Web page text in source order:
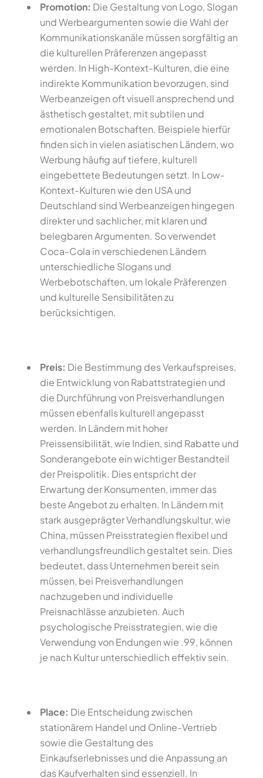
Promotion: Die Gestaltung von Logo, Slogan
und Werbeargumenten sowie die Wahl der
Kommunikationskanäle müssen sorgfältig an
die kulturellen Präferenzen angepasst
werden. In High-Kontext-Kulturen, die eine
indirekte Kommunikation bevorzugen, sind
Werbeanzeigen oft visuell ansprechend und
ästhetisch gestaltet, mit subtilen und
emotionalen Botschaften. Beispiele hierfür
finden sich in vielen asiatischen Ländern, wo
Werbung häufig auf tiefere, kulturell
eingebettete Bedeutungen setzt. In Low-
Kontext-Kulturen wie den USA und
Deutschland sind Werbeanzeigen hingegen
direkter und sachlicher, mit klaren und
belegbaren Argumenten. So verwendet
Coca-Cola in verschiedenen Ländern
unterschiedliche Slogans und
Werbebotschaften, um lokale Präferenzen
und kulturelle Sensibilitäten zu
berücksichtigen.
Preis: Die Bestimmung des Verkaufspreises,
die Entwicklung von Rabattstrategien und
die Durchführung von Preisverhandlungen
müssen ebenfalls kulturell angepasst
werden. In Ländern mit hoher
Preissensibilität, wie Indien, sind Rabatte und
Sonderangebote ein wichtiger Bestandteil
der Preispolitik. Dies entspricht der
Erwartung der Konsumenten, immer das
beste Angebot zu erhalten. In Ländern mit
stark ausgeprägter Verhandlungskultur, wie
China, müssen Preisstrategien flexibel und
verhandlungsfreundlich gestaltet sein. Dies
bedeutet, dass Unternehmen bereit sein
müssen, bei Preisverhandlungen
nachzugeben und individuelle
Preisnachlässe anzubieten. Auch
psychologische Preisstrategien, wie die
Verwendung von Endungen wie .99, können
je nach Kultur unterschiedlich effektiv sein.
Place: Die Entscheidung zwischen
stationärem Handel und Online-Vertrieb
sowie die Gestaltung des
Einkaufserlebnisses und die Anpassung an
das Kaufverhalten sind essenziell. In